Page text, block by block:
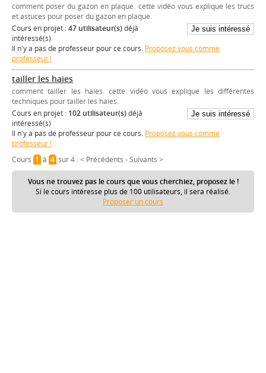
comment poser du gazon en plaque. cette vidéo vous explique les trucs
et astuces pour poser du gazon en plaque.
Cours en projet :47 utilisateur(s)déjà
intéressé(s)
Il n'y a pas de professeur pour ce cours. Proposez vous comme
professeur !
tailler les haies
comment tailler les haies. cette vidéo vous explique les différentes
techniques pour tailler les haies.
Cours en projet : 102 utilisateur(s)déjà
intéressé(s)
Il n'y a pas de professeur pour ce cours. Proposez vous comme
professeur !
Cours 1à 4sur 4 :< Précédents -Suivants >
Vous ne trouvez pas le cours que vous cherchiez, proposez le !
Si le cours intéresse plus de 100 utilisateurs, il sera réalisé.
Proposer un cours